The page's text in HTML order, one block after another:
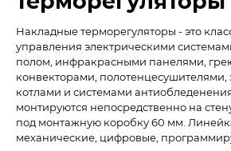
Накладные терморегуляторы - это
управления электрическими
полом, инфракрасными панелями,
конвекторами, полотенцесушителями,
котлами и системами
монтируются непосредственно на
под монтажную коробку 60 мм.
механические, цифровые,